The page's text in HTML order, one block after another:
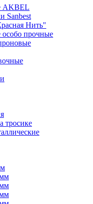
AKBEL
Sanbest
Нить"
прочные
тросике